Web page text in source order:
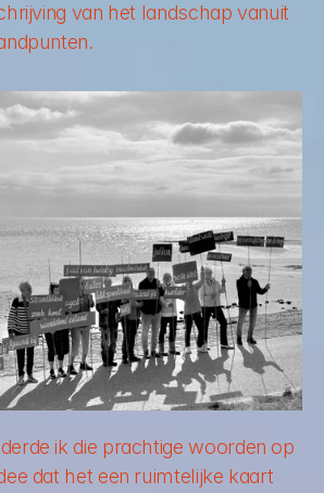
van het landschap vanuit
ik die prachtige woorden op
dat het een ruimtelijke kaart